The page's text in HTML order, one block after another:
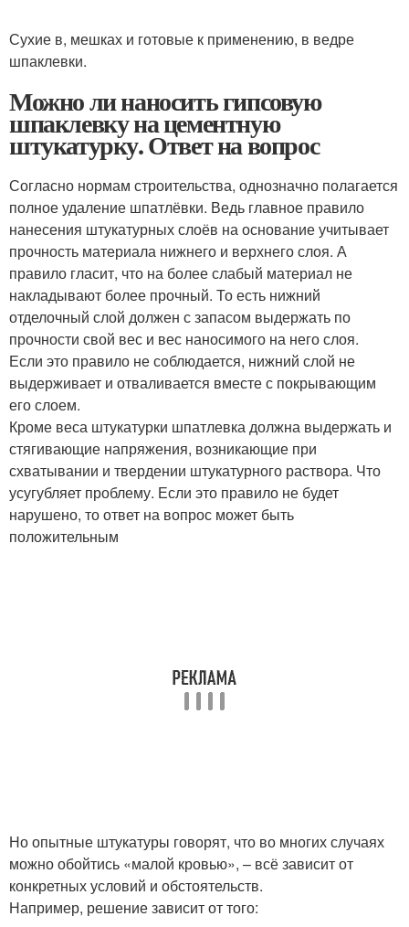
Сухие в, мешках и готовые к применению, в ведре
шпаклевки.
Можно ли наносить гипсовую
шпаклевку на цементную
штукатурку. Ответ на вопрос
Согласно нормам строительства, однозначно полагается
полное удаление шпатлёвки. Ведь главное правило
нанесения штукатурных слоёв на основание учитывает
прочность материала нижнего и верхнего слоя. А
правило гласит, что на более слабый материал не
накладывают более прочный. То есть нижний
отделочный слой должен с запасом выдержать по
прочности свой вес и вес наносимого на него слоя.
Если это правило не соблюдается, нижний слой не
выдерживает и отваливается вместе с покрывающим
его слоем.
Кроме веса штукатурки шпатлевка должна выдержать и
стягивающие напряжения, возникающие при
схватывании и твердении штукатурного раствора. Что
усугубляет проблему. Если это правило не будет
нарушено, то ответ на вопрос может быть
положительным
Но опытные штукатуры говорят, что во многих случаях
можно обойтись «малой кровью», – всё зависит от
конкретных условий и обстоятельств.
Например, решение зависит от того: